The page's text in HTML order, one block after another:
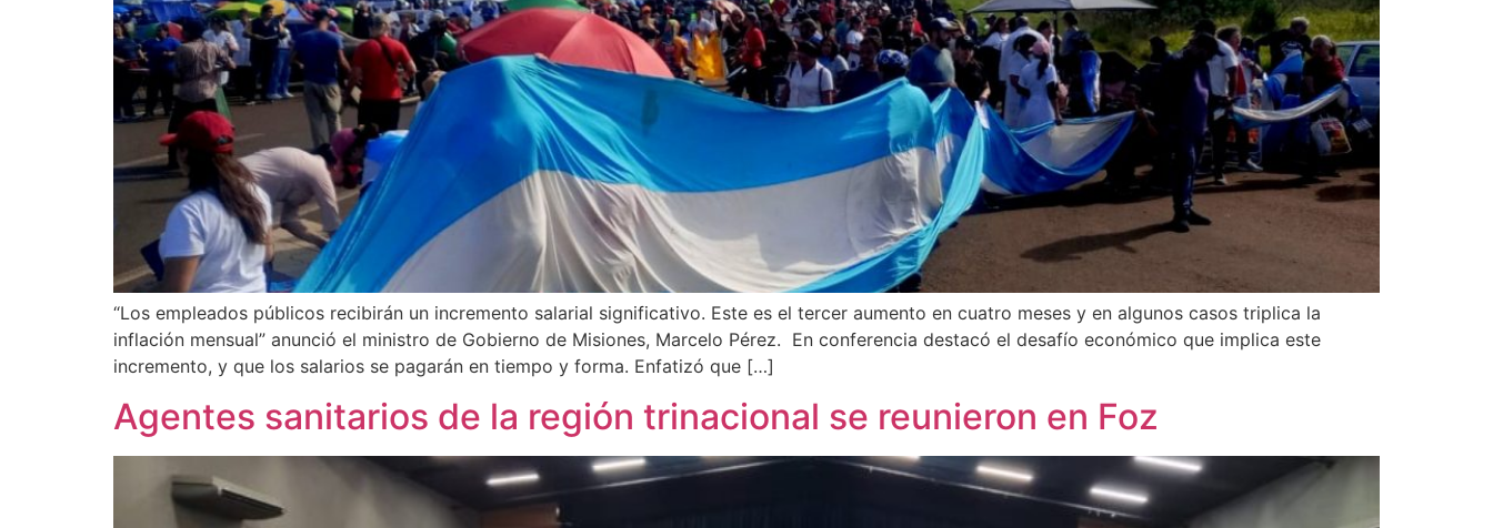
“Los empleados públicos recibirán un incremento salarial significativo. Este es el tercer aumento en cuatro meses y en algunos casos triplica la
inflación mensual” anunció el ministro de Gobierno de Misiones, Marcelo Pérez. En conferencia destacó el desafío económico que implica este
incremento, y que los salarios se pagarán en tiempo y forma. Enfatizó que […]
Agentes sanitarios de la región trinacional se reunieron en Foz